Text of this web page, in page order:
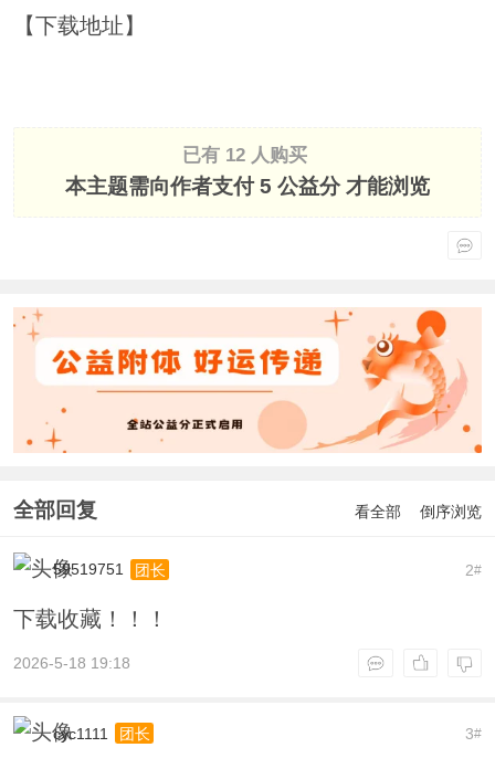
【下载地址】
已有 12 人购买
本主题需向作者支付5 公益分才能浏览
全部回复 看全部 倒序浏览
2#
59519751 团长
下载收藏！！！
2026-5-18 19:18
3#
cyc1111 团长